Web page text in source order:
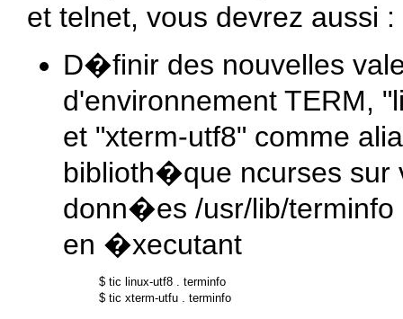
et telnet, vous devrez aussi :
D�finir des nouvelles
d'environnement TERM,
et "xterm-utf8" comme
biblioth�que ncurses
donn�es /usr/lib/terminfo
en �xecutant
$ tic linux-utf8 . terminfo